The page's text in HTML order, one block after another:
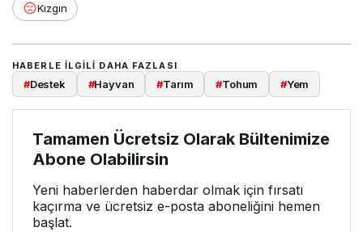
Kızgın
HABERLE ILGILI DAHA FAZLASI
#Destek #Hayvan #Tarım #Tohum #Yem
Tamamen Ücretsiz Olarak Bültenimize
Abone Olabilirsin
Yeni haberlerden haberdar olmak için fırsatı
kaçırma ve ücretsiz e-posta aboneliğini hemen
başlat.